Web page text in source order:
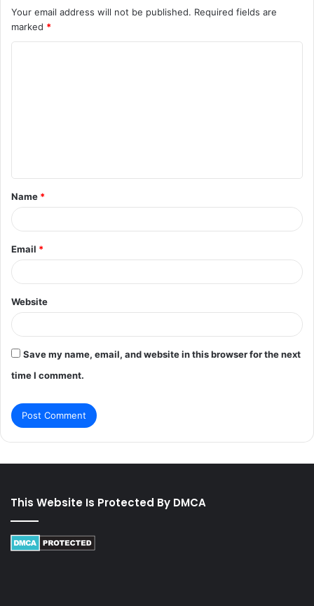
Your email address will not be published. Required fields are
marked *
t
*
Name *
Email *
Website
Save my name, email, and website in this browser for the next
time I comment.
This Website Is Protected By DMCA